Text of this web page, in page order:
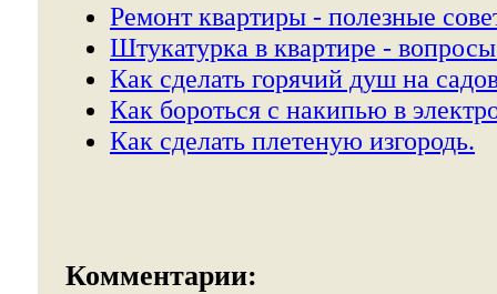
Ремонт квартиры - полезные
Штукатурка в квартире -
Как сделать горячий душ на
Как бороться с накипью в
Как сделать плетеную изгородь.
Комментарии: